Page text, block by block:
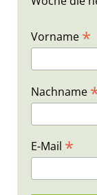
Vorname *
Nachname
E-Mail *